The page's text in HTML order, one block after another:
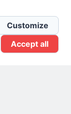
Customize
Accept all